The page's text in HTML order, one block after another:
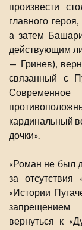
произвести
главного
а затем
действующим
— Гринев),
связанный с
кардинальный
дочки».
«Роман не был
за отсутствия
«Истории
вернуться к